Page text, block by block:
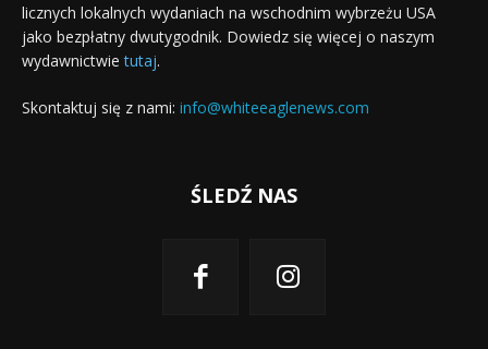
licznych lokalnych wydaniach na wschodnim wybrzeżu USA
jako bezpłatny dwutygodnik. Dowiedz się więcej o naszym
wydawnictwietutaj.
Skontaktuj się z nami: info@whiteeaglenews.com
ŚLEDŹ NAS